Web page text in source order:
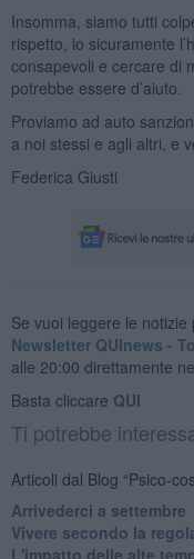
Insomma, siamo tutti
rispetto, io sicuramente
consapevoli e cercare di
potrebbe essere d’aiuto.
Proviamo ad auto
a noi stessi e agli altri, e
Federica Giusti
Se vuoi leggere le
Newsletter QUInews -
alle 20:00 direttamente
Basta cliccare QUI
Ti potrebbe
Articoli dal Blog “Psico-
​Arrivederci a settembre
​Vivere secondo la
​L'impatto delle alte